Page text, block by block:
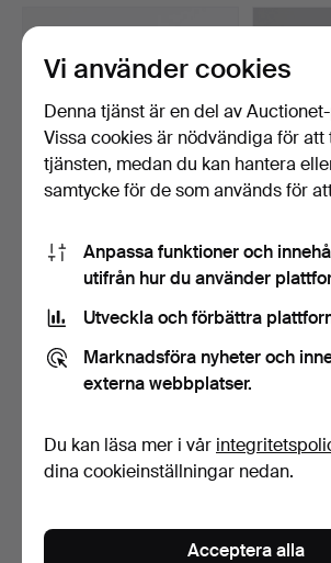
Rimini Blue av Aldo Londi,
Bitossi, Italie…
Klubbades 28 maj 2026
5 bud
Royal
Vifte fat
Klubbades
5 bud
Vi använder cookies
Denna tjänst är en del av
Vissa cookies är nödvändiga för
tjänsten, medan du kan hantera
samtycke för de som används för
Anpassa funktioner och
utifrån hur du använder
Utveckla och förbättra
Marknadsföra nyheter och
externa webbplatser.
Du kan läsa mer i vår
dina cookieinställningar nedan.
Acceptera alla